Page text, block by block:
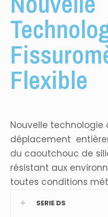
Flexible
Nouvelle
déplacement
du caoutchouc de
résistant aux
toutes conditions
SERIE DS